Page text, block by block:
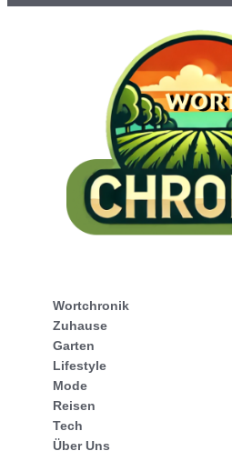
Wortchronik
Zuhause
Garten
Lifestyle
Mode
Reisen
Tech
Über Uns